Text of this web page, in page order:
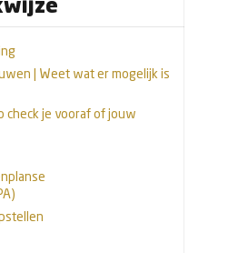
| Weet wat er mogelijk is
check je vooraf of jouw